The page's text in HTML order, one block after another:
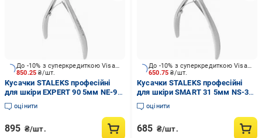
850.25₴/шт.
До -10% з суперкредиткою Visa Вигода
Кусачки STALEKS професійні
для шкіри EXPERT 90 5мм NE-90-
5
оцінити
895 ₴/шт.
650.75₴/шт.
До -10% з суперкредиткою Visa Вигода
Кусачки STALEKS професійні
для шкіри SMART 31 5мм NS-31-
5
оцінити
685 ₴/шт.